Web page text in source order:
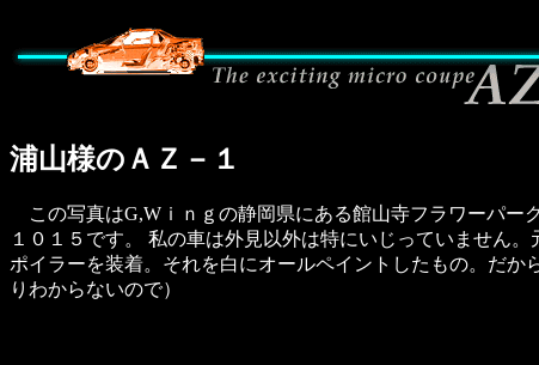
浦山様のＡＺ－１
この写真はG,Wｉｎｇの静岡県にある館山寺フラワーパー
１０１５です。 私の車は外見以外は特にいじっていません
ポイラーを装着。それを白にオールペイントしたもの。だ
りわからないので）